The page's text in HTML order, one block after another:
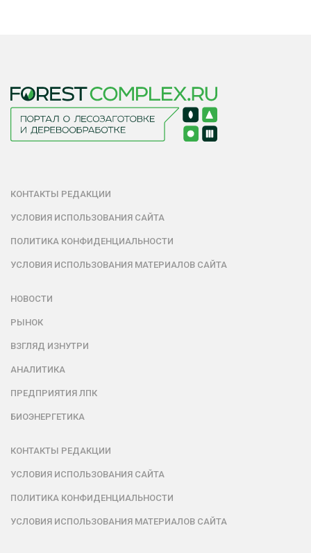
КОНТАКТЫ РЕДАКЦИИ
УСЛОВИЯ ИСПОЛЬЗОВАНИЯ САЙТА
ПОЛИТИКА КОНФИДЕНЦИАЛЬНОСТИ
УСЛОВИЯ ИСПОЛЬЗОВАНИЯ МАТЕРИАЛОВ САЙТА
НОВОСТИ
РЫНОК
ВЗГЛЯД ИЗНУТРИ
АНАЛИТИКА
ПРЕДПРИЯТИЯ ЛПК
БИОЭНЕРГЕТИКА
КОНТАКТЫ РЕДАКЦИИ
УСЛОВИЯ ИСПОЛЬЗОВАНИЯ САЙТА
ПОЛИТИКА КОНФИДЕНЦИАЛЬНОСТИ
УСЛОВИЯ ИСПОЛЬЗОВАНИЯ МАТЕРИАЛОВ САЙТА